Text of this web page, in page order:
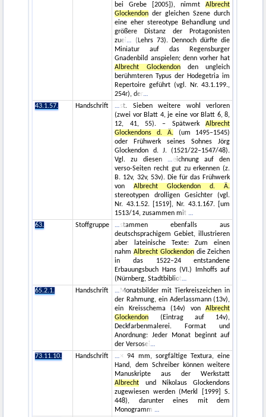
bei Grebe [2005]), nimmtAlbrecht
Glockendon der gleichen Szene durch
eine eher stereotype Behandlung und
größere Distanz der Protagonisten
zuei
(Lehrs 73). Dennoch dürfte die
Miniatur auf das Regensburger
Gnadenbild anspielen; denn vorher hat
Albrecht Glockendonden ungleich
berühmteren Typus der Hodegetria im
Repertoire geführt (vgl. Nr. 43.1.199.,
254r), der
43.1.57.
Handschrift
st. Sieben weitere wohl verloren
(zwei vor Blatt 4, je eine vor Blatt 6, 8,
12, 41, 55). – SpätwerkAlbrecht
Glockendons d. Ä.(um 1495–1545)
oder Frühwerk seines Sohnes Jörg
Glockendon d. J. (1521/22–1547/48).
Vgl. zu diesen
eichnung auf den
verso-Seiten recht gut zu erkennen (z.
B. 12v, 32v, 53v). Die für das Frühwerk
vonAlbrecht Glockendon d. Ä.
stereotypen drolligen Gesichter (vgl.
Nr. 43.1.52. [1519], Nr. 43.1.167. [um
1513/14, zusammen mit
63.
Stoffgruppe
stammen ebenfalls aus
deutschsprachigem Gebiet, illustrieren
aber lateinische Texte: Zum einen
nahmAlbrecht Glockendondie Zeichen
in das 1522–24 entstandene
Erbauungsbuch Hans (VI.) Imhoffs auf
(Nürnberg, Stadtbibliot
65.2.1.
Handschrift
Monatsbilder mit Tierkreiszeichen in
der Rahmung, ein Aderlassmann (13v),
ein Kreisschema (14v) vonAlbrecht
Glockendon (Eintrag auf 14v),
Deckfarbenmalerei. Format und
Anordnung: Jeder Monat beginnt auf
der Versosei
73.11.10.
Handschrift
× 94 mm, sorgfältige Textura, eine
Hand, dem Schreiber können weitere
Manuskripte aus der Werkstatt
Albrecht und Nikolaus Glockendons
zugewiesen werden (Merkl [1999] S.
448), darunter eines mit dem
Monogramm